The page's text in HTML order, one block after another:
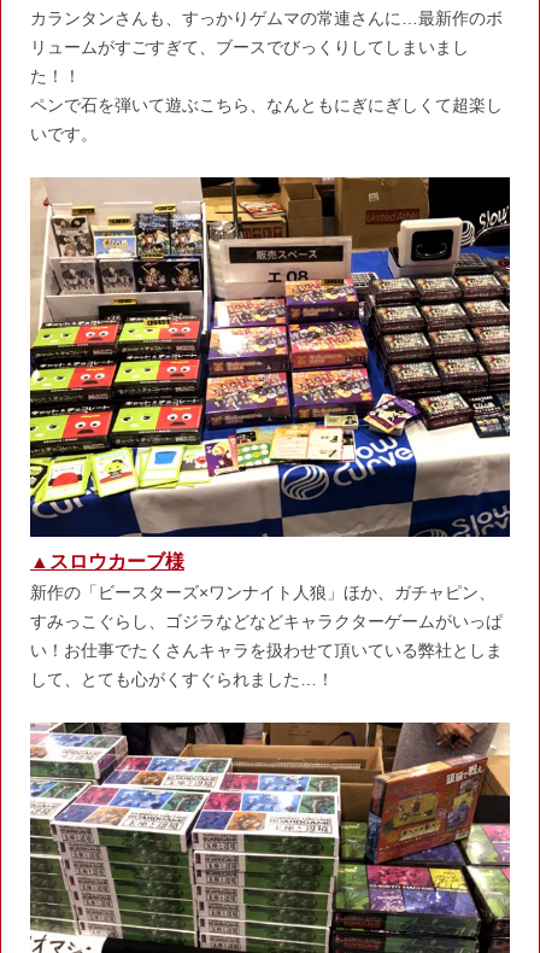
カランタンさんも、すっかりゲムマの常連さんに…最新作のボ
リュームがすごすぎて、ブースでびっくりしてしまいまし
た！！
ペンで石を弾いて遊ぶこちら、なんともにぎにぎしくて超楽し
いです。
▲スロウカーブ様
新作の「ビースターズ×ワンナイト人狼」ほか、ガチャピン、
すみっこぐらし、ゴジラなどなどキャラクターゲームがいっぱ
い！お仕事でたくさんキャラを扱わせて頂いている弊社としま
して、とても心がくすぐられました…！